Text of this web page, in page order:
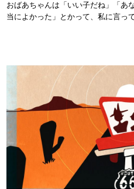
おばあちゃんは「いい子だね」「あ
当によかった」とかって、私に言っ